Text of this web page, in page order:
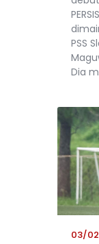
PSS
Dia
03/